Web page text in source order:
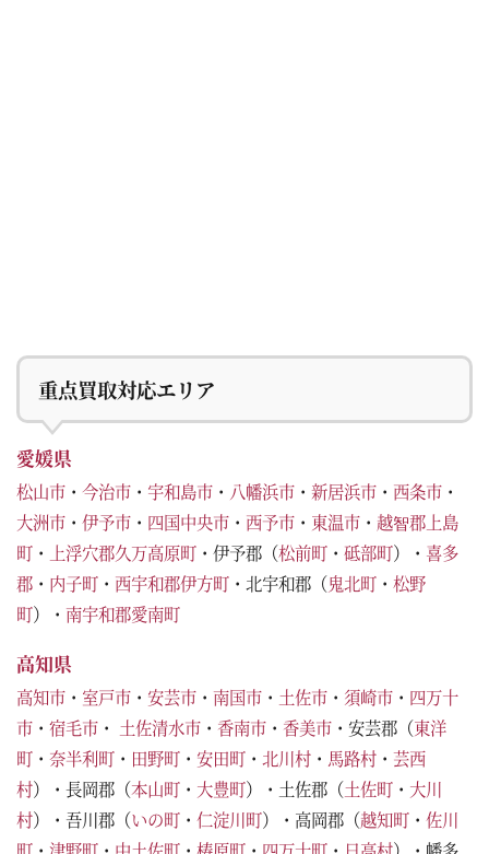
重点買取対応エリア
愛媛県
松山市 ・ 今治市 ・ 宇和島市 ・ 八幡浜市 ・ 新居浜市 ・ 西条市 ・
大洲市 ・ 伊予市 ・ 四国中央市 ・ 西予市 ・ 東温市 ・ 越智郡上島
町 ・ 上浮穴郡久万高原町 ・伊予郡（松前町 ・ 砥部町）・ 喜多
郡 ・ 内子町 ・ 西宇和郡伊方町 ・北宇和郡（鬼北町 ・ 松野
町）・ 南宇和郡愛南町
高知県
高知市 ・ 室戸市 ・ 安芸市 ・ 南国市 ・ 土佐市 ・ 須崎市 ・ 四万十
市 ・ 宿毛市 ・ 土佐清水市 ・ 香南市 ・ 香美市 ・安芸郡（東洋
町 ・ 奈半利町 ・ 田野町 ・ 安田町 ・ 北川村 ・ 馬路村 ・ 芸西
村）・長岡郡（本山町 ・ 大豊町）・土佐郡（土佐町 ・ 大川
村）・吾川郡（いの町 ・ 仁淀川町）・高岡郡（越知町 ・ 佐川